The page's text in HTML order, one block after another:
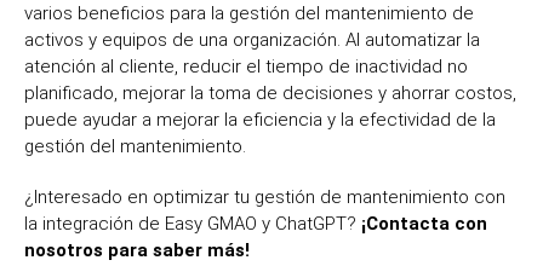
varios beneficios para la gestión del mantenimiento de
activos y equipos de una organización. Al automatizar la
atención al cliente, reducir el tiempo de inactividad no
planificado, mejorar la toma de decisiones y ahorrar costos,
puede ayudar a mejorar la eficiencia y la efectividad de la
gestión del mantenimiento.
¿Interesado en optimizar tu gestión de mantenimiento con
la integración de Easy GMAO y ChatGPT? ¡Contacta con
nosotros para saber más!